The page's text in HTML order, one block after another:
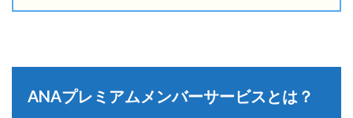
A
レ
ANAプレミアムメンバーサービスとは？